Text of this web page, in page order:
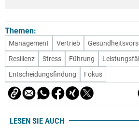
Themen:
Management Vertrieb
Resilienz
Stress Führung
Entscheidungsfindung
Fokus
LESEN SIE AUCH